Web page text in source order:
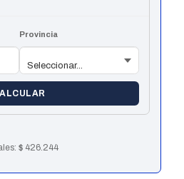
Provincia
$ 426.244